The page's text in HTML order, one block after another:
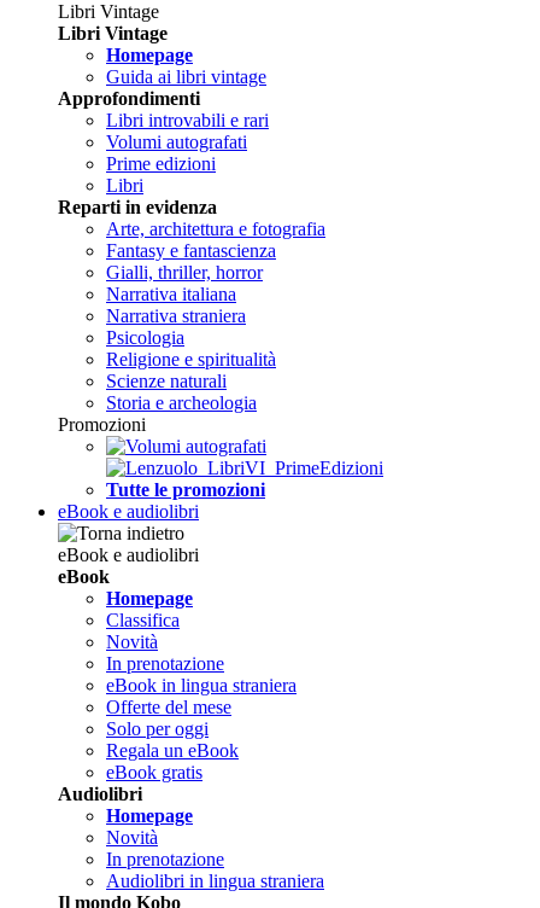
Libri Vintage
Libri Vintage
Homepage
Guida ai libri vintage
Approfondimenti
Libri introvabili e rari
Volumi autografati
Prime edizioni
Libri
Reparti in evidenza
Arte, architettura e fotografia
Fantasy e fantascienza
Gialli, thriller, horror
Narrativa italiana
Narrativa straniera
Psicologia
Religione e spiritualità
Scienze naturali
Storia e archeologia
Promozioni
Tutte le promozioni
eBook e audiolibri
eBook e audiolibri
eBook
Homepage
Classifica
Novità
In prenotazione
eBook in lingua straniera
Offerte del mese
Solo per oggi
Regala un eBook
eBook gratis
Audiolibri
Homepage
Novità
In prenotazione
Audiolibri in lingua straniera
Il mondo Kobo